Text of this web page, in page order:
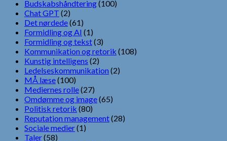
Budskabshåndtering(100)
Chat GPT (2)
Det nørdede(61)
Formidling og AI (1)
Formidling og tekst(3)
Kommunikation og retorik (108)
Kunstig intelligens (2)
Ledelseskommunikation (2)
MÅ læse(100)
Mediernes rolle(27)
Omdømme og image(65)
Politisk retorik (80)
Reputation management(28)
Sociale medier(1)
Taler(58)